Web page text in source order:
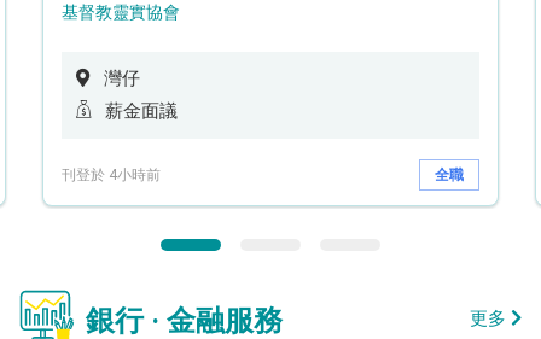
基督教靈實協會
灣仔
薪金面議
刊登於 4小時前 全職
銀行 · 金融服務 更多